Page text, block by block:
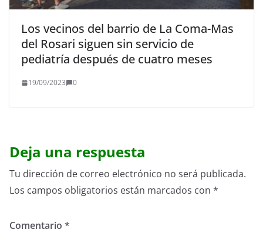
Los vecinos del barrio de La Coma-Mas
del Rosari siguen sin servicio de
pediatría después de cuatro meses
19/09/2023 0
Deja una respuesta
Tu dirección de correo electrónico no será publicada.
Los campos obligatorios están marcados con *
Comentario *